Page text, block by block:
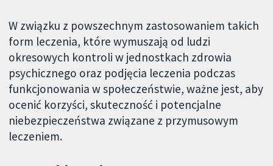
W związku z powszechnym zastosowaniem takich
form leczenia, które wymuszają od ludzi
okresowych kontroli w jednostkach zdrowia
psychicznego oraz podjęcia leczenia podczas
funkcjonowania w społeczeństwie, ważne jest, aby
ocenić korzyści, skuteczność i potencjalne
niebezpieczeństwa związane z przymusowym
leczeniem.